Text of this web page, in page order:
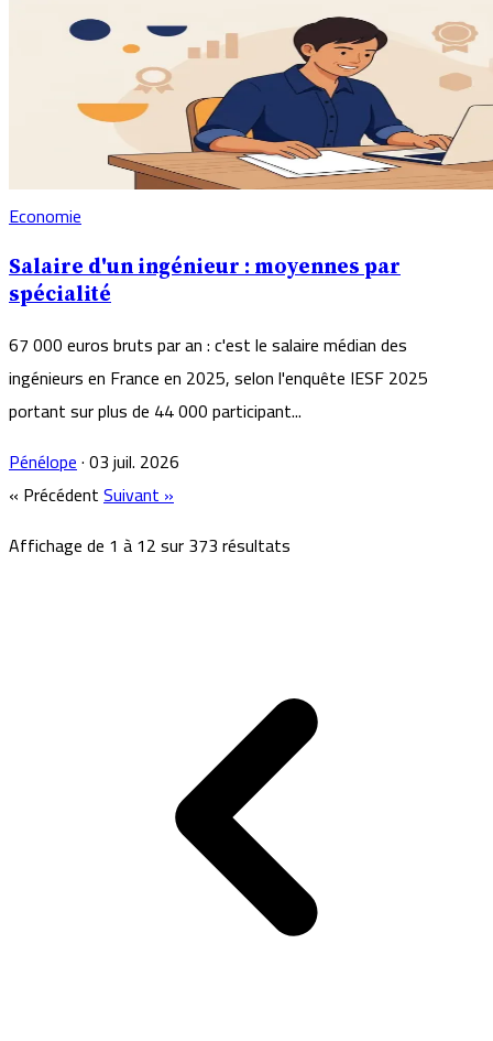
Economie
Salaire d'un ingénieur : moyennes par
spécialité
67 000 euros bruts par an : c'est le salaire médian des
ingénieurs en France en 2025, selon l'enquête IESF 2025
portant sur plus de 44 000 participant...
Pénélope·03 juil. 2026
« PrécédentSuivant »
Affichage de 1 à12sur373résultats